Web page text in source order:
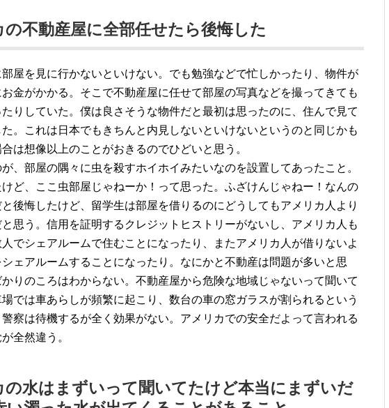
不動産屋に全部任せたら後悔した
屋を見に行かないといけない。でも勉強などで忙しかったり、物件が
金がかかる。そこで不動産屋に任せて部屋の写真などを撮ってきても
りしていた。僕は良さそうな物件だと最初は思ったのに、住んで見て
。これは日本でもきちんと内見しないといけないというのと同じかも
は想像以上のことがおきるのでひどいと思う。
、部屋の隅々に虫を殺すホイホイみたいなのを設置してあったこと。
ど、ここ虫部屋じゃねーか！って思った。ふざけんじゃねー！なんの
後悔したけど、留学生は部屋を借りるのにどうしてもアメリカ人より
思う。信用を証明するクレジットヒストリーがないし、アメリカ人も
でシェアルームで住むことになったり、またアメリカ人が借りないよ
ェアルームすることになったり。なにかと不動産は問題が多いと思
りのころはわからない。不動産屋から危険な地域じゃないって聞いて
では車あらしが頻繁に起こり、数台の車の窓ガラスが割られるという
察は待機するが全く効果がない。アメリカでの安全だよって言われる
全然違う。
水はまずいって聞いてたけど本当にまずいだ